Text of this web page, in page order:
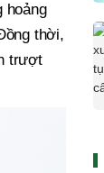
hoảng
thời,
trượt